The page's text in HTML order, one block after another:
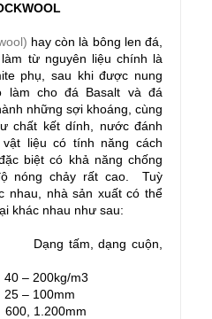
hay còn là bông len đá,
từ nguyên liệu chính là
phụ, sau khi được nung
làm cho đá Basalt và đá
những sợi khoáng, cùng
chất kết dính, nước đánh
liệu có tính năng cách
biệt có khả năng chống
nóng chảy rất cao. Tuỳ
nhau, nhà sản xuất có thể
khác nhau như sau:
tấm, dạng cuộn,
m3
1.200mm